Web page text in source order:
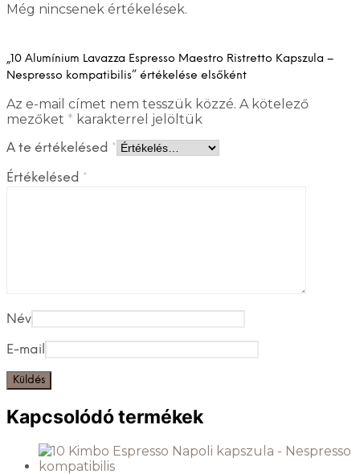
Még nincsenek értékelések.
„10 Alumínium Lavazza Espresso Maestro Ristretto Kapszula –
Nespresso kompatibilis” értékelése elsőként
Az e-mail címet nem tesszük közzé. A kötelező
mezőket * karakterrel jelöltük
A te értékelésed *
Értékelésed *
Név
E-mail
Kapcsolódó termékek